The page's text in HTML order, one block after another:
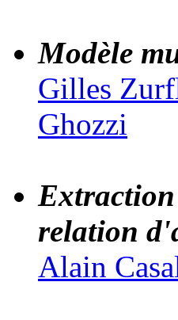
Modèle
Gilles
Ghozzi
Extraction
relation
Alain